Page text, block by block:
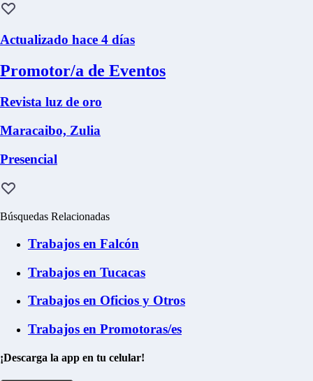
Actualizado hace 4 días
Promotor/a de Eventos
Revista luz de oro
Maracaibo, Zulia
Presencial
Búsquedas Relacionadas
Trabajos en Falcón
Trabajos en Tucacas
Trabajos en Oficios y Otros
Trabajos en Promotoras/es
¡Descarga la app en tu celular!